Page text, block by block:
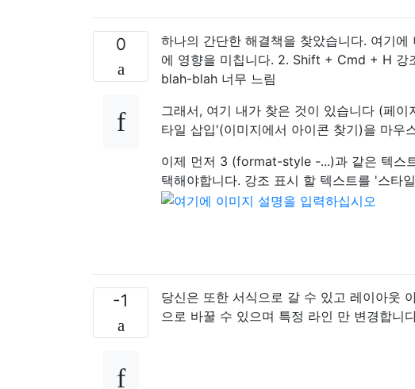
0
하나의 간단한 해결책을 찾았습니다. 여기
에 영향을 미칩니다. 2. Shift + Cmd + H 강
blah-blah 너무 느림
그래서, 여기 내가 찾은 것이 있습니다 (페
타일 삽입'(이미지에서 아이콘 찾기)을 마우
이제 먼저 3 (format-style -...)과 같은 텍스
택해야합니다. 강조 표시 할 텍스트를 '스타
-1
당신은 또한 서식으로 갈 수 있고 레이아웃
으로 바꿀 수 있으며 특정 라인 만 변경합니